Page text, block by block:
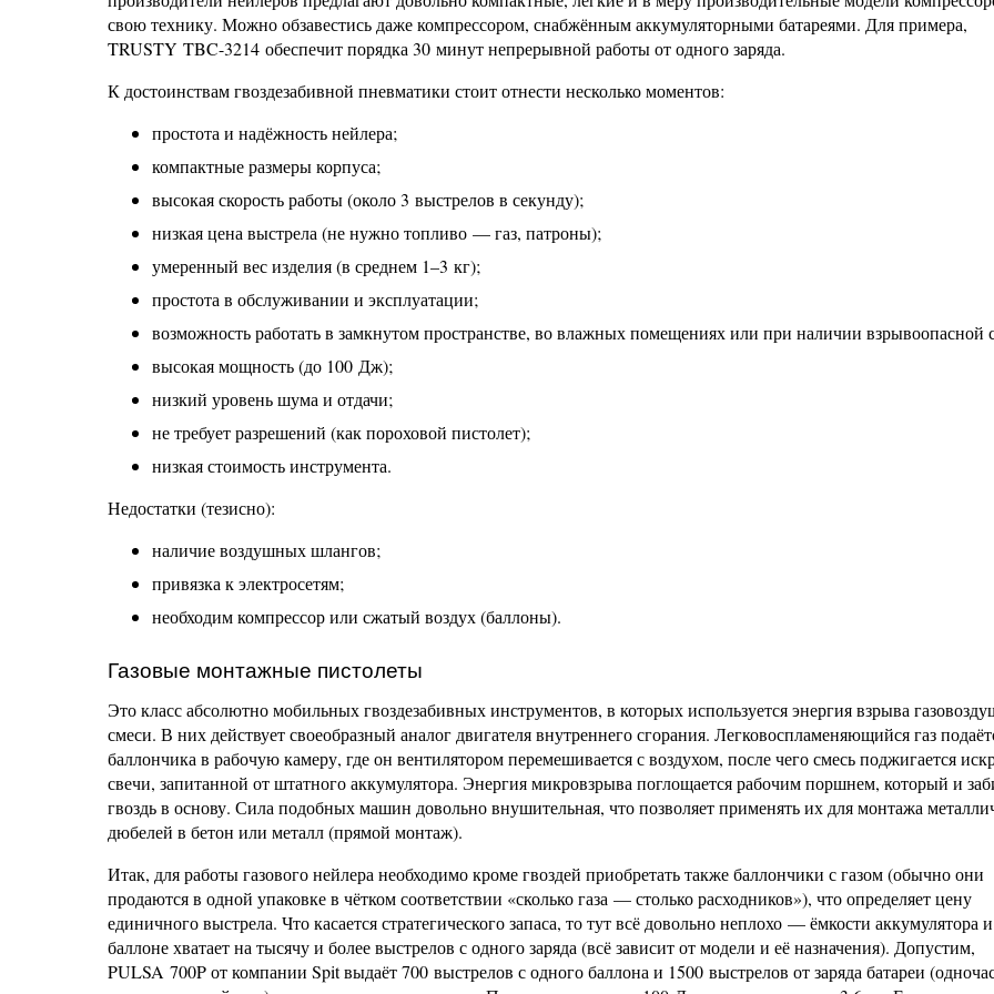
свою технику. Можно обзавестись даже компрессором, снабжённым аккумуляторными батареями. Для примера,
TRUSTY TBC-3214 обеспечит порядка 30 минут непрерывной работы от одного заряда.
К достоинствам гвоздезабивной пневматики стоит отнести несколько моментов:
простота и надёжность нейлера;
компактные размеры корпуса;
высокая скорость работы (около 3 выстрелов в секунду);
низкая цена выстрела (не нужно топливо — газ, патроны);
умеренный вес изделия (в среднем 1–3 кг);
простота в обслуживании и эксплуатации;
возможность работать в замкнутом пространстве, во влажных помещениях или при наличии взрывоопасной
высокая мощность (до 100 Дж);
низкий уровень шума и отдачи;
не требует разрешений (как пороховой пистолет);
низкая стоимость инструмента.
Недостатки (тезисно):
наличие воздушных шлангов;
привязка к электросетям;
необходим компрессор или сжатый воздух (баллоны).
Газовые монтажные пистолеты
Это класс абсолютно мобильных гвоздезабивных инструментов, в которых используется энергия взрыва
смеси. В них действует своеобразный аналог двигателя внутреннего сгорания. Легковоспламеняющийся газ
баллончика в рабочую камеру, где он вентилятором перемешивается с воздухом, после чего смесь поджигается
свечи, запитанной от штатного аккумулятора. Энергия микровзрыва поглощается рабочим поршнем, который и
гвоздь в основу. Сила подобных машин довольно внушительная, что позволяет применять их для монтажа
дюбелей в бетон или металл (прямой монтаж).
Итак, для работы газового нейлера необходимо кроме гвоздей приобретать также баллончики с газом (обычно они
продаются в одной упаковке в чётком соответствии «сколько газа — столько расходников»), что определяет цену
единичного выстрела. Что касается стратегического запаса, то тут всё довольно неплохо — ёмкости аккумулятора и
баллоне хватает на тысячу и более выстрелов с одного заряда (всё зависит от модели и её назначения). Допустим,
PULSA 700P от компании Spit выдаёт 700 выстрелов с одного баллона и 1500 выстрелов от заряда батареи